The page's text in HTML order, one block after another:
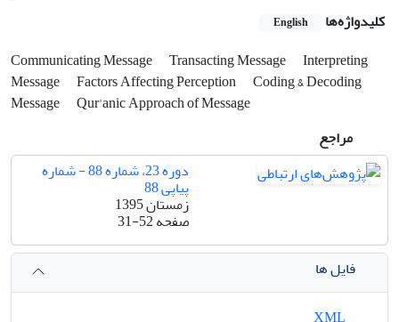
کلیدواژه‌ها English
Communicating Message Transacting Message
Interpreting
Message
Factors Affecting Perception
Coding & Decoding
Message
Qur'anic Approach of Message
مراجع
دوره 23، شماره 88 - شماره
پیاپی 88
زمستان 1395
صفحه31-52
فایل ها